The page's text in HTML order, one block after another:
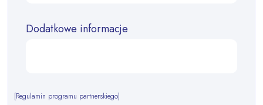
Dodatkowe informacje
[Regulamin programu partnerskiego]